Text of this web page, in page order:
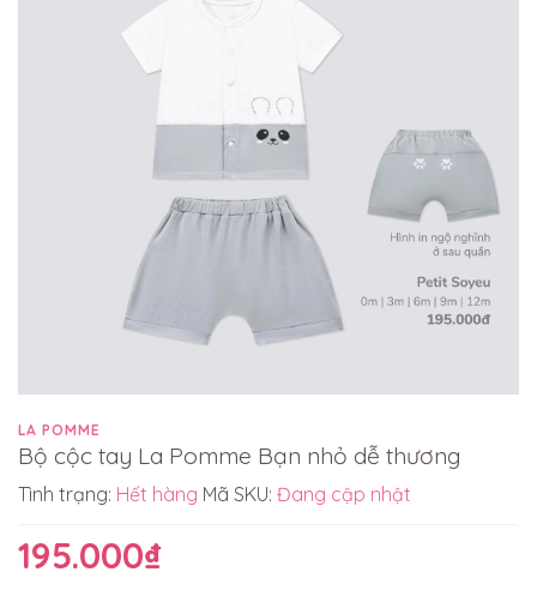
LA POMME
Bộ cộc tay La Pomme Bạn nhỏ dễ thương
Tình trạng: Hết hàng Mã SKU: Đang cập nhật
195.000₫